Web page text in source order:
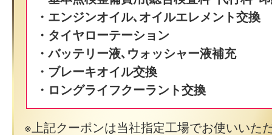
・エンジンオイル､オイルエレメント交換
・タイヤローテーション
・バッテリー液､ウォッシャー液補充
・ブレーキオイル交換
・ロングライフクーラント交換
上記クーポンは当社指定工場でお使いいた